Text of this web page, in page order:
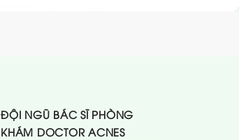
ĐỘI NGŨ BÁC SĨ PHÒNG
KHÁM DOCTOR ACNES